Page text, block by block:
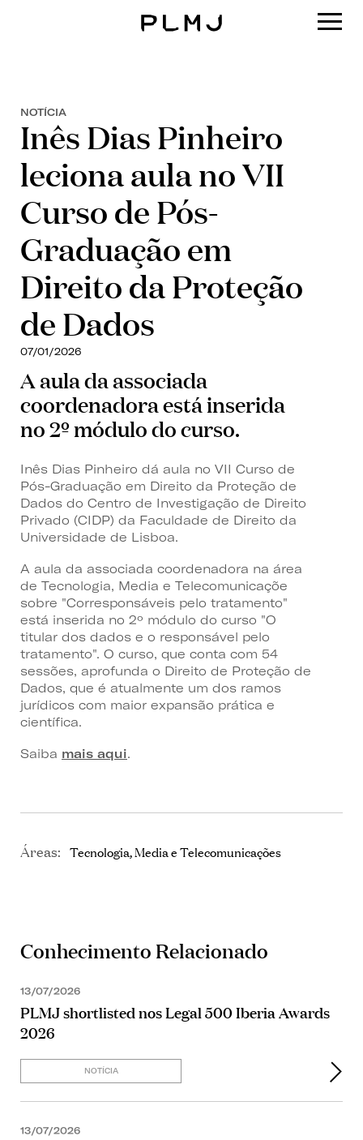
NOTÍCIA
Inês Dias Pinheiro
leciona aula no VII
Curso de Pós-
Graduação em
Direito da Proteção
de Dados
07/01/2026
A aula da associada
coordenadora está inserida
no 2º módulo do curso.
Inês Dias Pinheiro dá aula no VII Curso de
Pós-Graduação em Direito da Proteção de
Dados do Centro de Investigação de Direito
Privado (CIDP) da Faculdade de Direito da
Universidade de Lisboa.
A aula da associada coordenadora na área
de Tecnologia, Media e Telecomunicaçõe
sobre "Corresponsáveis pelo tratamento"
está inserida no 2º módulo do curso "O
titular dos dados e o responsável pelo
tratamento". O curso, que conta com 54
sessões, aprofunda o Direito de Proteção de
Dados, que é atualmente um dos ramos
jurídicos com maior expansão prática e
científica.
Saiba mais aqui.
Áreas: Tecnologia, Media e Telecomunicações
Conhecimento Relacionado
13/07/2026
PLMJ shortlisted nos Legal 500 Iberia Awards
2026
NOTÍCIA
13/07/2026